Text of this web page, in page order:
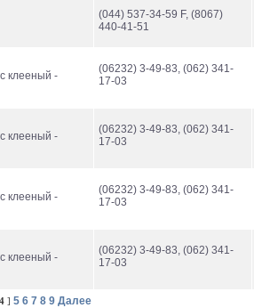
(044) 537-34-59 F, (8067)
440-41-51
клееный -
(06232) 3-49-83, (062) 341-
17-03
клееный -
(06232) 3-49-83, (062) 341-
17-03
клееный -
(06232) 3-49-83, (062) 341-
17-03
клееный -
(06232) 3-49-83, (062) 341-
17-03
4 ] 5 6 7 8 9 Далее